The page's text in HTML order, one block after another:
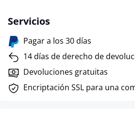
Servicios
Pagar a los 30 días
14 días de derecho de
Devoluciones gratuitas
Encriptación SSL para una